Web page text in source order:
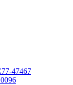
47467